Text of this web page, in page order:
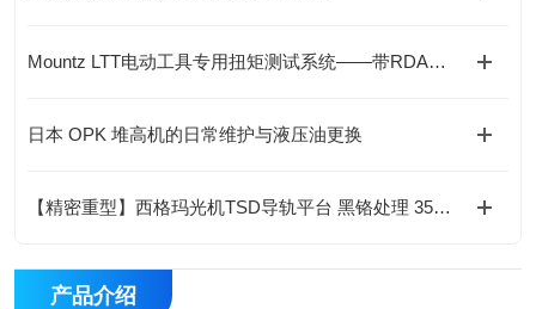
Mountz LTT电动工具专用扭矩测试系统——带RDA适配器的精准验证
日本 OPK 堆高机的日常维护与液压油更换
【精密重型】西格玛光机TSD导轨平台 黑铬处理 35N·m扭矩 淬火钢导轨
产品介绍